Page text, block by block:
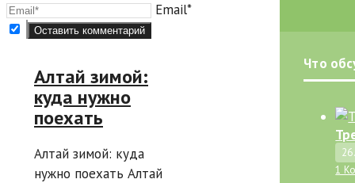
Email*
Алтай зимой:
куда нужно
поехать
Алтай зимой: куда
нужно поехать Алтай
Что
1